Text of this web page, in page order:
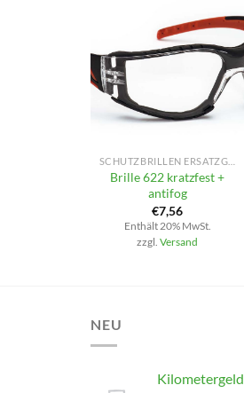
Brille 622 kratzfest +
antifog
€7,56
Enthält 20% MwSt.
zzgl.Versand
NEU
Kilometergeld